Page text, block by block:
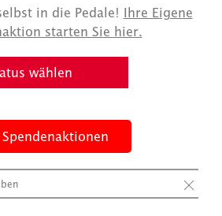
in die Pedale! Ihre Eigene
starten Sie hier.
Spendenaktionen